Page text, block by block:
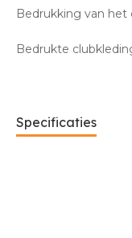
Bedrukking van het
Bedrukte
Specificaties